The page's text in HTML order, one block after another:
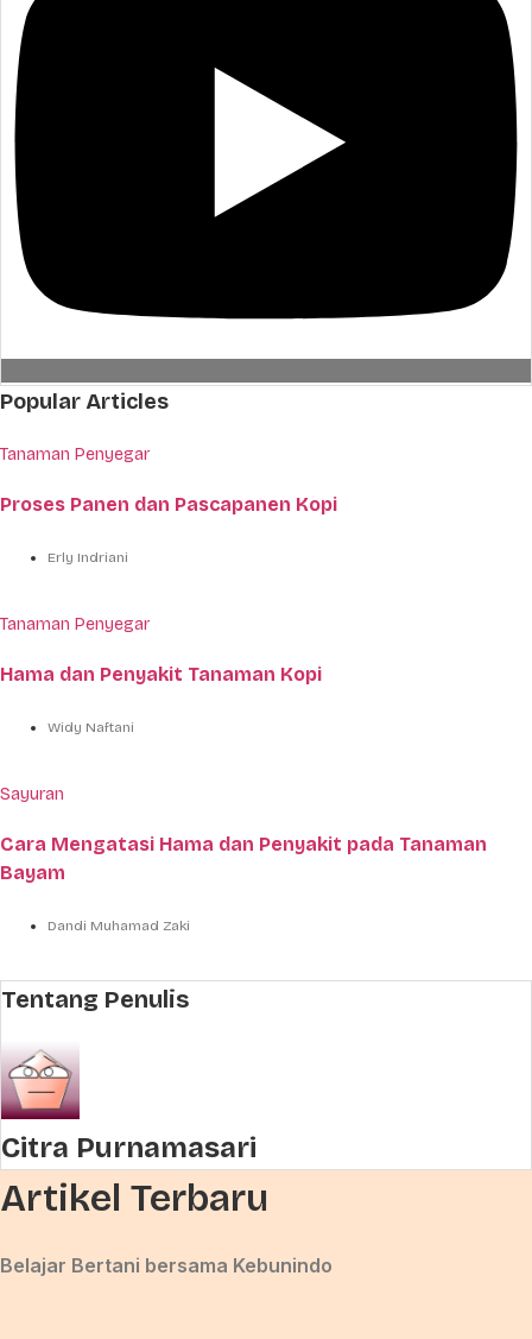
Popular Articles
Tanaman Penyegar
Proses Panen dan Pascapanen Kopi
Erly Indriani
Tanaman Penyegar
Hama dan Penyakit Tanaman Kopi
Widy Naftani
Sayuran
Cara Mengatasi Hama dan Penyakit pada Tanaman
Bayam
Dandi Muhamad Zaki
Tentang Penulis
Citra Purnamasari
Artikel Terbaru
Belajar Bertani bersama Kebunindo